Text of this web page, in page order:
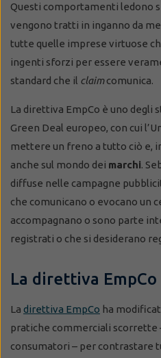
Questi comportamenti ledono
vengono tratti in inganno da
tutte quelle imprese virtuose
ingenti sforzi per essere
standard che il claimcomunica.
La direttiva EmpCo è uno degli
Green Deal europeo, con cui
mettere un freno a tutto ciò e,
anche sul mondo dei marchi.
diffuse nelle campagne
che comunicano o evocano un
accompagnano o sono parte
registrati o che si desiderano
La direttiva EmpCo
La direttiva EmpCo ha
pratiche commerciali scorrette
consumatori – per contrastare